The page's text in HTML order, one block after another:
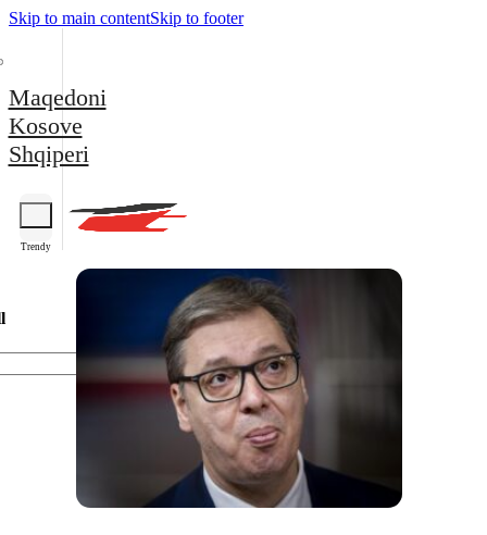
Skip to main contentSkip to footer
Maqedoni
Kosove
Shqiperi
Trendy